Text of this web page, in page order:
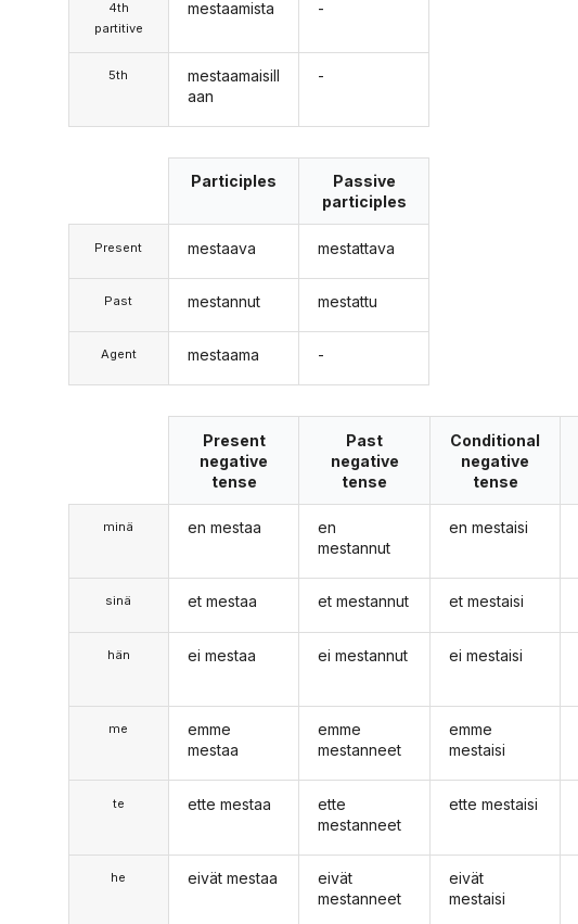
4th
partitive
5th
mestaamista
mestaamaisill
aan
-
-
Present
Past
Agent
Participles
mestaava
mestannut
mestaama
Passive
participles
mestattava
mestattu
-
minä
sinä
hän
me
te
he
Present
negative
tense
en mestaa
et mestaa
ei mestaa
emme
mestaa
ette mestaa
eivät mestaa
Past
negative
tense
en
mestannut
et mestannut
ei mestannut
emme
mestanneet
ette
mestanneet
eivät
mestanneet
Conditional
negative
tense
en mestaisi
et mestaisi
ei mestaisi
emme
mestaisi
ette mestaisi
eivät
mestaisi